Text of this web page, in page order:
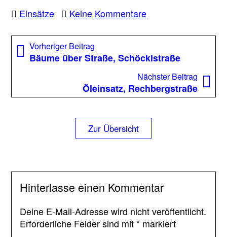
Einsätze Keine Kommentarezu
Taschenstraße
Beitragsnavigation
Vorheriger Beitrag
Beitrag:
Bäume über Straße, Schöcklstraße
Nächster Beitrag
Öleinsatz, Rechbergstraße
Zur Übersicht
Hinterlasse einen Kommentar
Deine E-Mail-Adresse wird nicht veröffentlicht.
Erforderliche Felder sind mit * markiert